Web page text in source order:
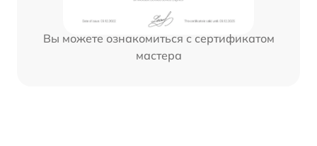
Вы можете ознакомиться с сертификатом
мастера